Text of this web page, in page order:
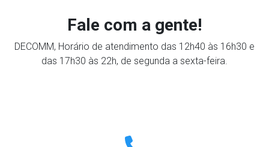
Fale com a gente!
DECOMM, Horário de atendimento das 12h40 às 16h30 e
das 17h30 às 22h, de segunda a sexta-feira.